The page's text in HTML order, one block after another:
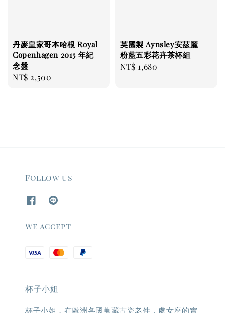
丹麥皇家哥本哈根 Royal
Copenhagen 2015 年紀
念盤
Regular
NT$ 2,500
英國製 Aynsley安茲麗
粉藍五彩花卉茶杯組
Regular
NT$ 1,680
Follow us
We accept
杯子小姐
杯子小姐，在歐洲各國蒐藏古瓷老件，處女座的實